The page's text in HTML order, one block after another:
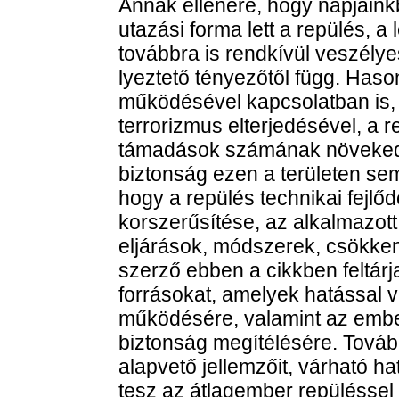
Annak ellenére, hogy
utazási forma lett a repülés,
továbbra is rendkívül
lyeztető tényezőtől függ.
működésével kapcsolatban
terrorizmus elterjedésével, a
támadások számának
biztonság ezen a területen
hogy a repülés technikai
korszerűsítése, az
eljárások, módszerek,
szerző ebben a cikkben
forrásokat, amelyek hatással
működésére, valamint az
biztonság megítélésére.
alapvető jellemzőit, várható
tesz az átlagember